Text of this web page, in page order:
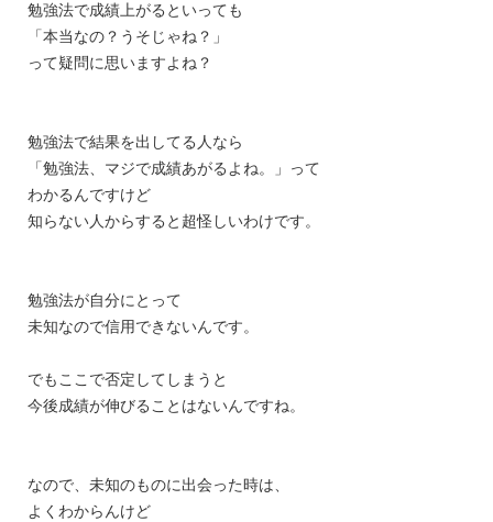
勉強法で成績上がるといっても
「本当なの？うそじゃね？」
って疑問に思いますよね？
勉強法で結果を出してる人なら
「勉強法、マジで成績あがるよね。」って
わかるんですけど
知らない人からすると超怪しいわけです。
勉強法が自分にとって
未知なので信用できないんです。
でもここで否定してしまうと
今後成績が伸びることはないんですね。
なので、未知のものに出会った時は、
よくわからんけど